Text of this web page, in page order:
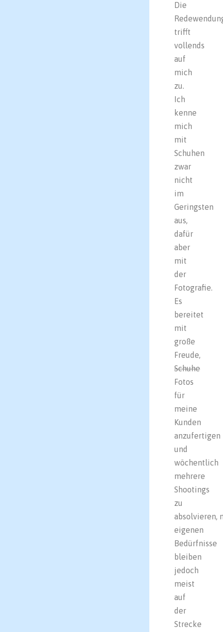
Die
trifft
vollends
auf
mich
zu.
Ich
kenne
mich
mit
Schuhen
zwar
nicht
im
Geringsten
aus,
dafür
aber
mit
der
Fotografie.
Es
bereitet
mit
große
Freude,
Schuhe
Fotos
für
meine
Kunden
anzufertigen
und
wöchentlich
mehrere
Shootings
zu
absolvieren,
eigenen
Bedürfnisse
bleiben
jedoch
meist
auf
der
Strecke